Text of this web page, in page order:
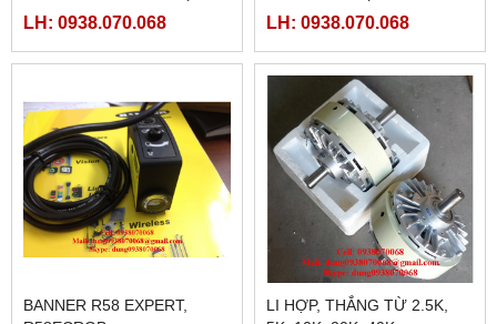
MÀN HÌNH MCGS
LH: 0938.070.068
HMI MCGS TPC7062TI
LH: 0938.070.068